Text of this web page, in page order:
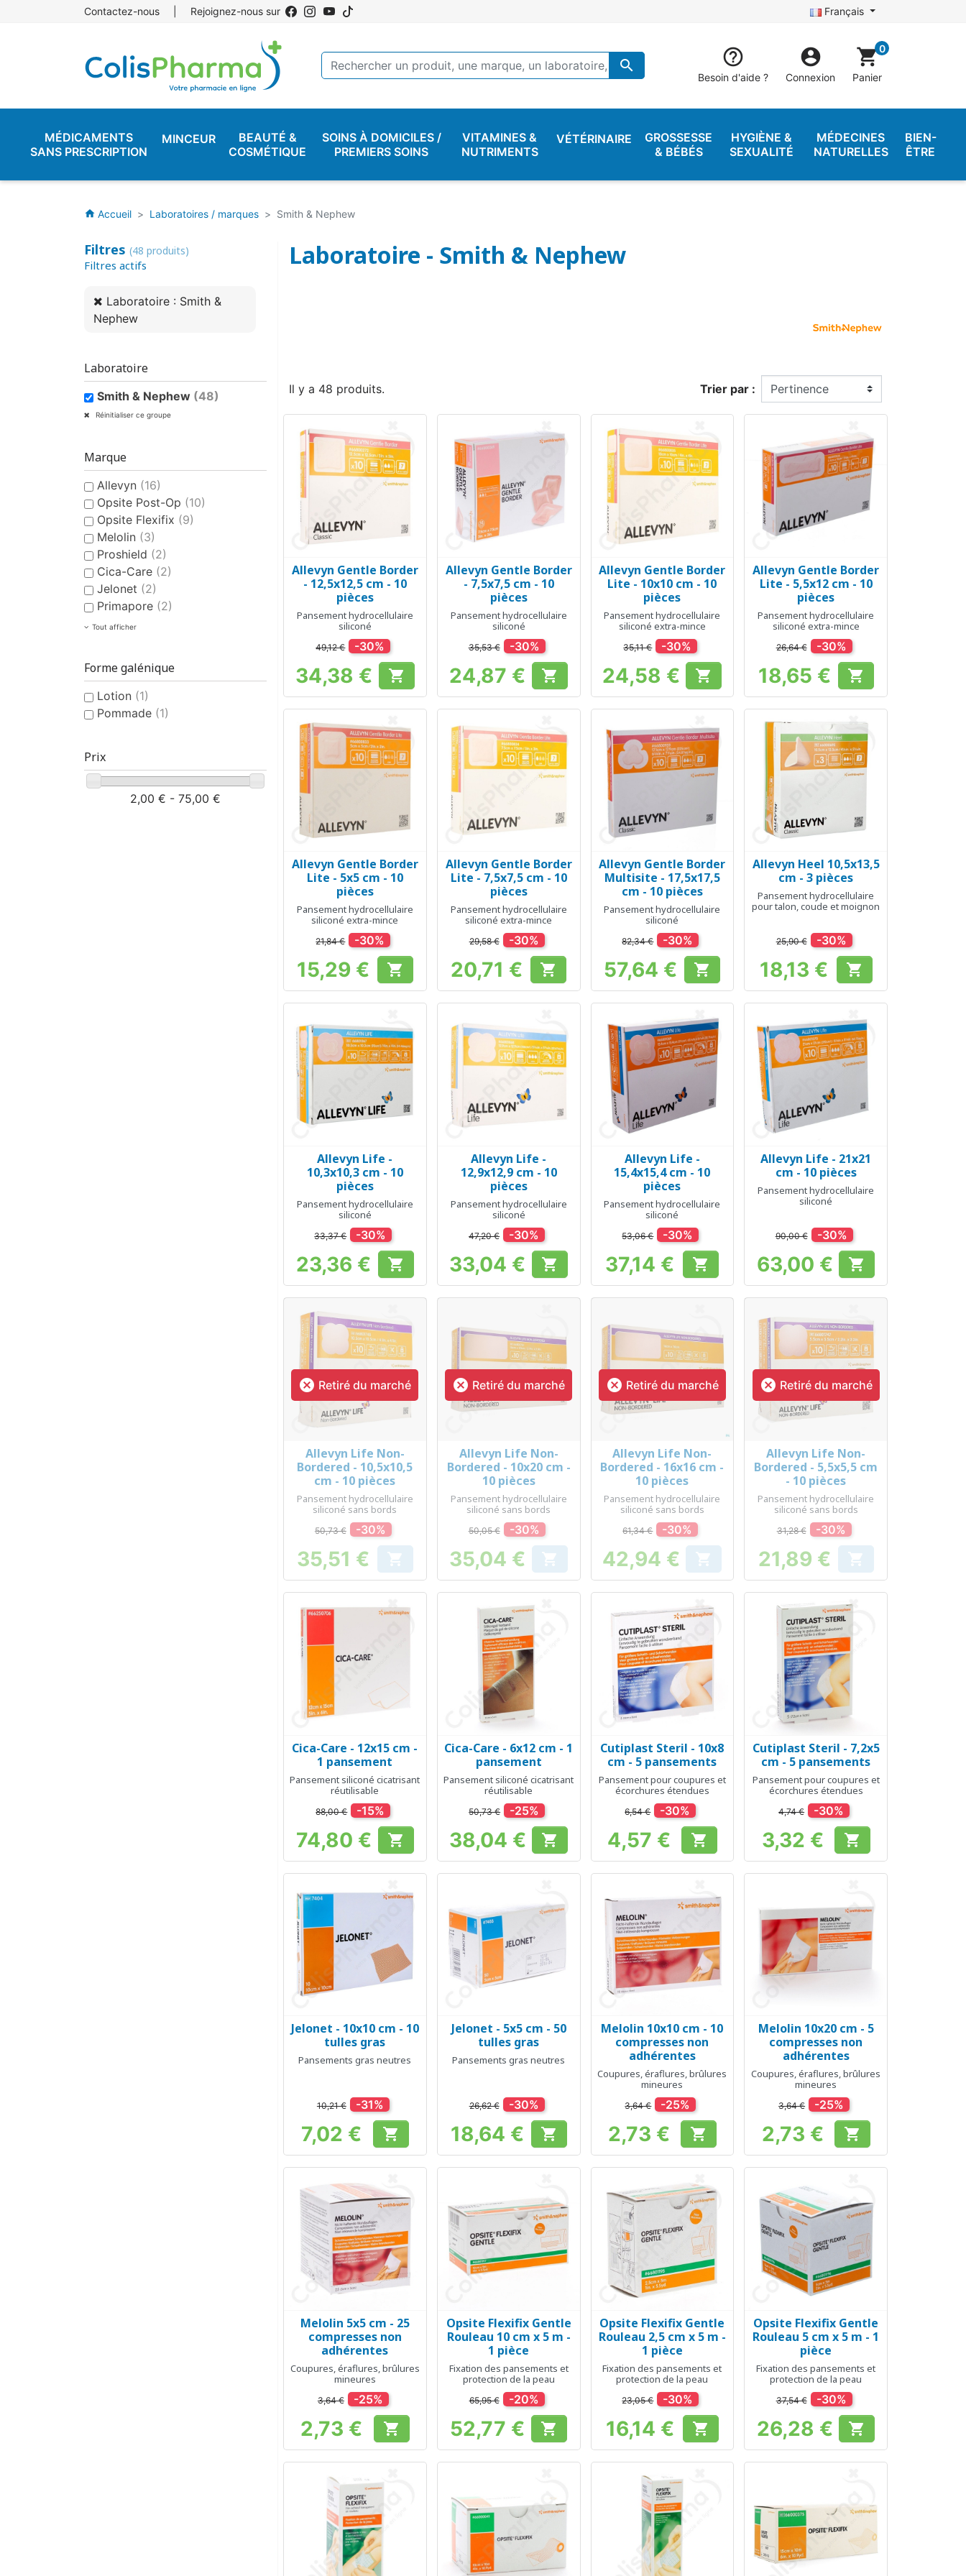
Contactez-nous Rejoignez-nous sur Français
 
Besoin d'aide ?

Connexion
shopping_cart0
Panier
MÉDICAMENTS
SANS PRESCRIPTION
MINCEUR
BEAUTÉ &
COSMÉTIQUE
SOINS À DOMICILES /
PREMIERS SOINS
VITAMINES &
NUTRIMENTS
VÉTÉRINAIRE
GROSSESSE
& BÉBÉS
HYGIÈNE &
SEXUALITÉ
MÉDECINES
NATURELLES
BIEN-
ÊTRE
home Accueil Laboratoires / marques Smith & Nephew
Filtres (48 produits)
Filtres actifs
Laboratoire : Smith &
Nephew
Laboratoire
Smith & Nephew (48)
Réinitialiser ce groupe
Marque
Allevyn (16)
Opsite Post-Op (10)
Opsite Flexifix (9)
Melolin (3)
Proshield (2)
Cica-Care (2)
Jelonet (2)
Primapore (2)
Tout afficher
Forme galénique
Lotion (1)
Pommade (1)
Prix
2,00 € - 75,00 €
Laboratoire - Smith & Nephew
Il y a 48 produits. Trier par :
Aperçu rapide
Allevyn Gentle Border
- 12,5x12,5 cm - 10
pièces
Pansement hydrocellulaire
siliconé
49,12 € -30%
Prix
34,38 € 
Aperçu rapide
Allevyn Gentle Border
- 7,5x7,5 cm - 10
pièces
Pansement hydrocellulaire
siliconé
35,53 € -30%
Prix
24,87 € 
Aperçu rapide
Allevyn Gentle Border
Lite - 10x10 cm - 10
pièces
Pansement hydrocellulaire
siliconé extra-mince
35,11 € -30%
Prix
24,58 € 
Aperçu rapide
Allevyn Gentle Border
Lite - 5,5x12 cm - 10
pièces
Pansement hydrocellulaire
siliconé extra-mince
26,64 € -30%
Prix
18,65 € 
Aperçu rapide
Allevyn Gentle Border
Lite - 5x5 cm - 10
pièces
Pansement hydrocellulaire
siliconé extra-mince
21,84 € -30%
Prix
15,29 € 
Aperçu rapide
Allevyn Gentle Border
Lite - 7,5x7,5 cm - 10
pièces
Pansement hydrocellulaire
siliconé extra-mince
29,58 € -30%
Prix
20,71 € 
Aperçu rapide
Allevyn Gentle Border
Multisite - 17,5x17,5
cm - 10 pièces
Pansement hydrocellulaire
siliconé
82,34 € -30%
Prix
57,64 € 
Aperçu rapide
Allevyn Heel 10,5x13,5
cm - 3 pièces
Pansement hydrocellulaire
pour talon, coude et moignon
25,90 € -30%
Prix
18,13 € 
Aperçu rapide
Allevyn Life -
10,3x10,3 cm - 10
pièces
Pansement hydrocellulaire
siliconé
33,37 € -30%
Prix
23,36 € 
Aperçu rapide
Allevyn Life -
12,9x12,9 cm - 10
pièces
Pansement hydrocellulaire
siliconé
47,20 € -30%
Prix
33,04 € 
Aperçu rapide
Allevyn Life -
15,4x15,4 cm - 10
pièces
Pansement hydrocellulaire
siliconé
53,06 € -30%
Prix
37,14 € 
Aperçu rapide
Allevyn Life - 21x21
cm - 10 pièces
Pansement hydrocellulaire
siliconé
90,00 € -30%
Prix
63,00 € 
 Retiré du marché
Aperçu rapide
Allevyn Life Non-
Bordered - 10,5x10,5
cm - 10 pièces
Pansement hydrocellulaire
siliconé sans bords
50,73 € -30%
Prix
35,51 € 
 Retiré du marché
Aperçu rapide
Allevyn Life Non-
Bordered - 10x20 cm -
10 pièces
Pansement hydrocellulaire
siliconé sans bords
50,05 € -30%
Prix
35,04 € 
 Retiré du marché
Aperçu rapide
Allevyn Life Non-
Bordered - 16x16 cm -
10 pièces
Pansement hydrocellulaire
siliconé sans bords
61,34 € -30%
Prix
42,94 € 
 Retiré du marché
Aperçu rapide
Allevyn Life Non-
Bordered - 5,5x5,5 cm
- 10 pièces
Pansement hydrocellulaire
siliconé sans bords
31,28 € -30%
Prix
21,89 € 
Aperçu rapide
Cica-Care - 12x15 cm -
1 pansement
Pansement siliconé cicatrisant
réutilisable
88,00 € -15%
Prix
74,80 € 
Aperçu rapide
Cica-Care - 6x12 cm - 1
pansement
Pansement siliconé cicatrisant
réutilisable
50,73 € -25%
Prix
38,04 € 
Aperçu rapide
Cutiplast Steril - 10x8
cm - 5 pansements
Pansement pour coupures et
écorchures étendues
6,54 € -30%
Prix
4,57 € 
 Aperçu rapide
Cutiplast Steril - 7,2x5
cm - 5 pansements
Pansement pour coupures et
écorchures étendues
4,74 € -30%
Prix
3,32 € 
Aperçu rapide
Jelonet - 10x10 cm - 10
tulles gras
Pansements gras neutres
10,21 € -31%
Prix
7,02 € 
Aperçu rapide
Jelonet - 5x5 cm - 50
tulles gras
Pansements gras neutres
26,62 € -30%
Prix
18,64 € 
Aperçu rapide
Melolin 10x10 cm - 10
compresses non
adhérentes
Coupures, éraflures, brûlures
mineures
3,64 € -25%
Prix
2,73 € 
Aperçu rapide
Melolin 10x20 cm - 5
compresses non
adhérentes
Coupures, éraflures, brûlures
mineures
3,64 € -25%
Prix
2,73 € 
Aperçu rapide
Melolin 5x5 cm - 25
compresses non
adhérentes
Coupures, éraflures, brûlures
mineures
3,64 € -25%
Prix
2,73 € 
Aperçu rapide
Opsite Flexifix Gentle
Rouleau 10 cm x 5 m -
1 pièce
Fixation des pansements et
protection de la peau
65,95 € -20%
Prix
52,77 € 
Aperçu rapide
Opsite Flexifix Gentle
Rouleau 2,5 cm x 5 m -
1 pièce
Fixation des pansements et
protection de la peau
23,05 € -30%
Prix
16,14 € 
Aperçu rapide
Opsite Flexifix Gentle
Rouleau 5 cm x 5 m - 1
pièce
Fixation des pansements et
protection de la peau
37,54 € -30%
Prix
26,28 € 